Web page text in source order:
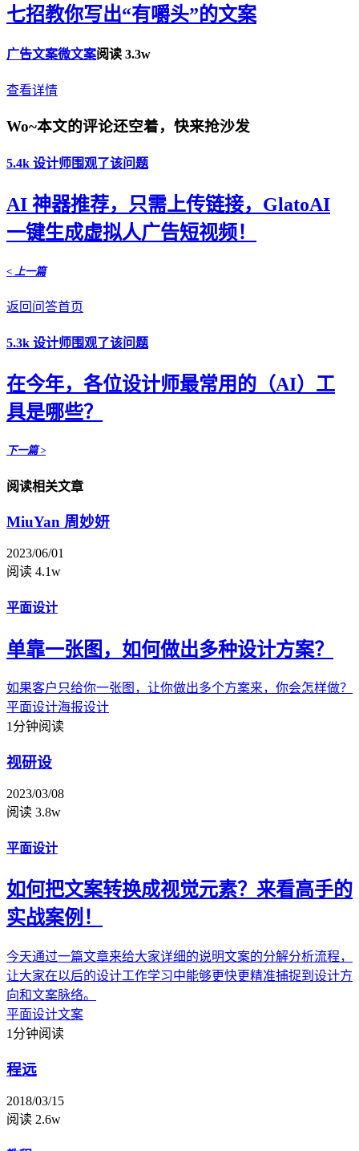
七招教你写出“有嚼头”的文案
广告文案微文案阅读 3.3w
查看详情
Wo~本文的评论还空着，快来抢沙发
5.4k 设计师围观了该问题
AI 神器推荐，只需上传链接，GlatoAI
一键生成虚拟人广告短视频！
< 上一篇
返回问答首页
5.3k 设计师围观了该问题
在今年，各位设计师最常用的（AI）工
具是哪些？
下一篇 >
阅读相关文章
MiuYan 周妙妍
2023/06/01
阅读 4.1w
平面设计
单靠一张图，如何做出多种设计方案？
如果客户只给你一张图，让你做出多个方案来，你会怎样做？
平面设计海报设计
1分钟阅读
视研设
2023/03/08
阅读 3.8w
平面设计
如何把文案转换成视觉元素？来看高手的
实战案例！
今天通过一篇文章来给大家详细的说明文案的分解分析流程，
让大家在以后的设计工作学习中能够更快更精准捕捉到设计方
向和文案脉络。
平面设计文案
1分钟阅读
程远
2018/03/15
阅读 2.6w